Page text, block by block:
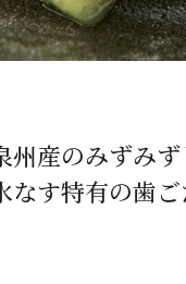
州産のみずみ
す特有の歯